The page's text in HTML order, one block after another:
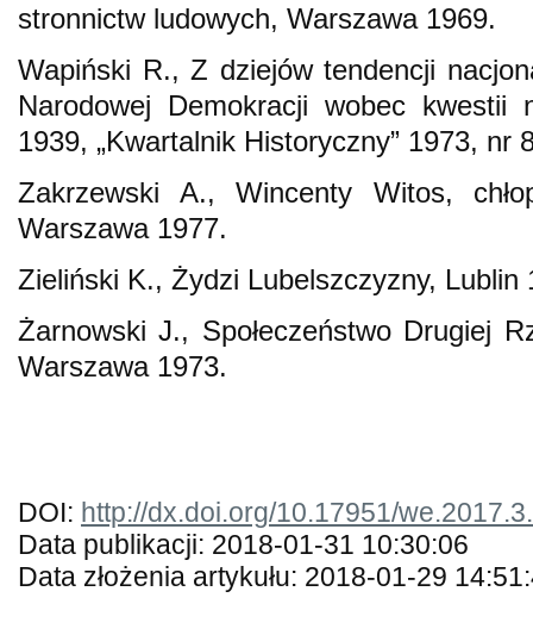
stronnictw ludowych, Warszawa 1969.
Wapiński R., Z dziejów tendencji
Narodowej Demokracji wobec kwestii
1939, „Kwartalnik Historyczny” 1973, nr
Zakrzewski A., Wincenty Witos,
Warszawa 1977.
Zieliński K., Żydzi Lubelszczyzny, Lublin
Żarnowski J., Społeczeństwo Drugiej
Warszawa 1973.
DOI: http://dx.doi.org/10.17951/
Data publikacji: 2018-01-31 10:30:06
Data złożenia artykułu: 2018-01-29